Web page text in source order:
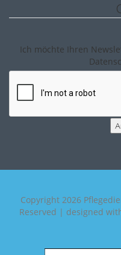
Ich möchte Ihren
Copyright 2026
Reserved | designed